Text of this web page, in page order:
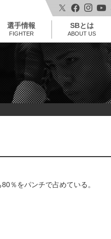
選手情報
FIGHTER
SBとは
ABOUT US
％をパンチで占めている。